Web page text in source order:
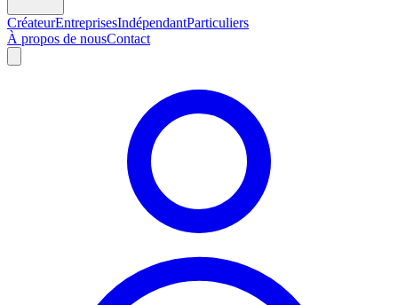
CréateurEntreprisesIndépendantParticuliers
À propos de nousContact